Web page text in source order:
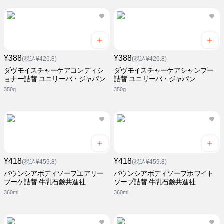
¥388(税込¥426.8)
ダヴモイスチャーケアコンディシ
ョナー詰替 ユニリーバ・ジャパン
350g
¥388(税込¥426.8)
ダヴモイスチャーケアシャンプー
詰替 ユニリーバ・ジャパン
350g
¥418(税込¥459.8)
バウンシアボディソープエアリー
ブーケ詰替 牛乳石鹸共進社
360ml
¥418(税込¥459.8)
バウンシアボディソープホワイト
ソープ詰替 牛乳石鹸共進社
360ml